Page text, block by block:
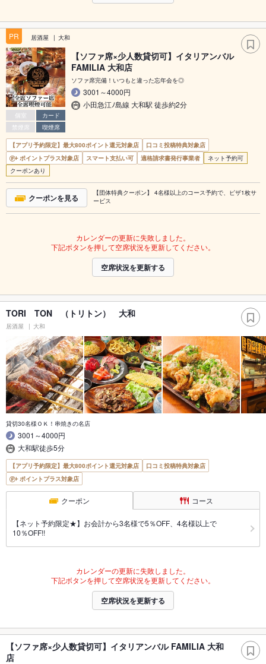
PR 居酒屋 大和
個室
カード
禁煙席
喫煙席
【ソファ席×少人数貸切可】イタリアンバル
FAMILIA 大和店
ソファ席完備！いつもと違った忘年会を◎
3001～4000円
小田急江ﾉ島線 大和駅 徒歩約2分
【アプリ予約限定】最大800ポイント還元対象店
口コミ投稿特典対象店
ポイントプラス対象店
スマート支払い可 適格請求書発行事業者
ネット予約可
クーポンあり
クーポンを見る
【団体特典クーポン】 4名様以上のコース予約で、ピザ1枚サ
ービス
カレンダーの更新に失敗しました。
下記ボタンを押して空席状況を更新してください。
空席状況を更新する
TORI TON （トリトン） 大和
居酒屋 大和
貸切30名様ＯＫ！串焼きの名店
3001～4000円
大和駅徒歩5分
【アプリ予約限定】最大800ポイント還元対象店
口コミ投稿特典対象店
ポイントプラス対象店
クーポン コース
【ネット予約限定★】お会計から3名様で5％OFF、4名様以上で
10％OFF!!
カレンダーの更新に失敗しました。
下記ボタンを押して空席状況を更新してください。
空席状況を更新する
【ソファ席×少人数貸切可】イタリアンバル FAMILIA 大和
店